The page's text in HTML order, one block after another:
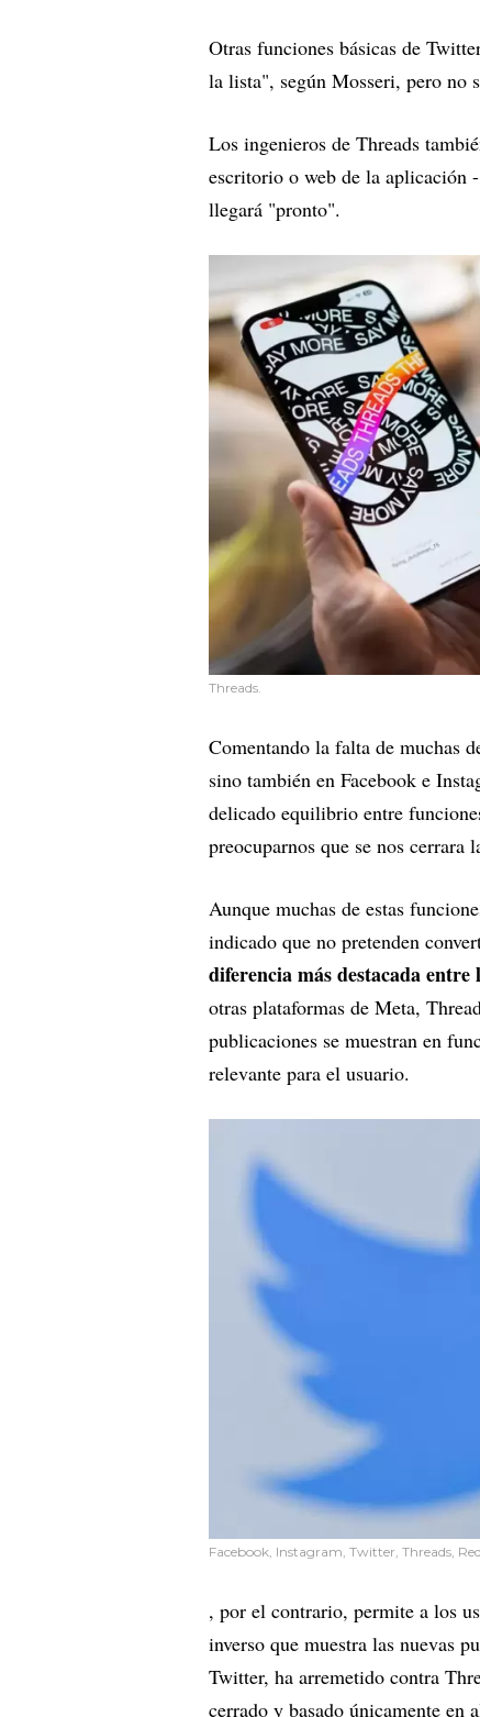
Otras funciones básicas de
la lista", según Mosseri, pero no
Los ingenieros de Threads
escritorio o web de la aplicación
llegará "pronto".
Threads.
Comentando la falta de muchas
sino también en Facebook e
delicado equilibrio entre
preocuparnos que se nos cerrara
Aunque muchas de estas
indicado que no pretenden
diferencia más destacada entre
otras plataformas de Meta,
publicaciones se muestran en
relevante para el usuario.
Facebook, Instagram, Twitter, Threads,
, por el contrario, permite a los
inverso que muestra las nuevas
Twitter, ha arremetido contra
cerrado y basado únicamente en